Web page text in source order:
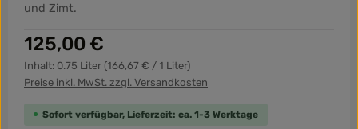
und Zimt.
Regulärer Preis:
125,00 €
Inhalt: 0.75 Liter (166,67 € / 1 Liter)
Preise inkl. MwSt. zzgl. Versandkosten
Sofort verfügbar, Lieferzeit: ca. 1-3 Werktage